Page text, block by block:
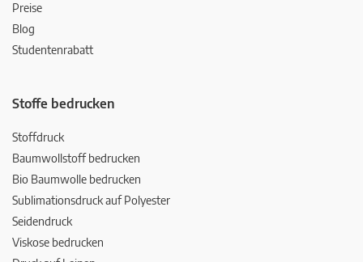
Preise
Blog
Studentenrabatt
Stoffe bedrucken
Stoffdruck
Baumwollstoff bedrucken
Bio Baumwolle bedrucken
Sublimationsdruck auf Polyester
Seidendruck
Viskose bedrucken